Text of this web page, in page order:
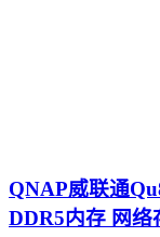
QNAP威联通
DDR5内存 网络